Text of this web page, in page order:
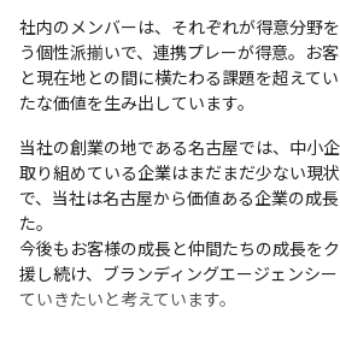
社内のメンバーは、それぞれが得意分野
う個性派揃いで、連携プレーが得意。お客
と現在地との間に横たわる課題を超えて
たな価値を生み出しています。
当社の創業の地である名古屋では、中小
取り組めている企業はまだまだ少ない現
で、当社は名古屋から価値ある企業の成
た。
今後もお客様の成長と仲間たちの成長を
援し続け、ブランディングエージェンシ
ていきたいと考えています。